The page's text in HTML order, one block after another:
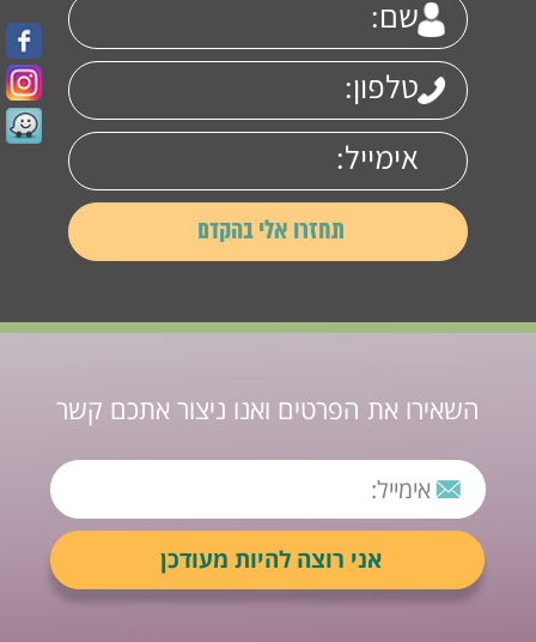
השאירו את הפרטים ואנו ניצור אתכם קשר